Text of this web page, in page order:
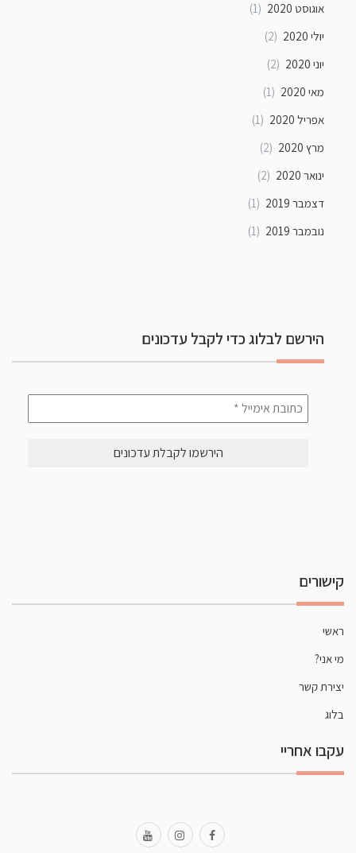
אוגוסט 2020
(1)
יולי 2020
(2)
יוני 2020
(2)
מאי 2020
(1)
אפריל 2020
(1)
מרץ 2020
(2)
ינואר 2020
(2)
דצמבר 2019
(1)
נובמבר 2019
(1)
הירשם לבלוג כדי לקבל עדכונים
אימייל
קישורים
ראשי
מי אני?
יצירת קשר
בלוג
עקבו אחריי